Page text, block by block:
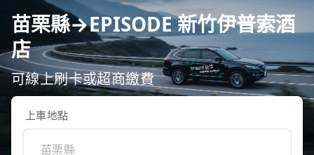
苗栗縣→EPISODE 新竹伊普索酒
店
可線上刷卡或超商繳費
上車地點